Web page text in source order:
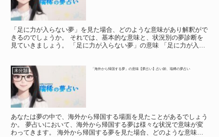
「足に力が入らない夢」を見た場合、どのような意味があり解釈がで
きるのでしょうか。 それでは、基本的な意味と、状況別の夢診断を
見ていきましょう。 「足に力が入らない夢」の意味 「足に力が入ら
未分類 「海外から帰国する夢」の意味【夢占い】占い師、瑞稀の夢占い
あなたは夢の中で、海外から帰国する場面を見たことがあるでしょう
か。 夢占いにおいて、海外から帰国する夢は様々な状況で意味が変
わってきます。 海外から帰国する夢を見た場合、どのような意味が